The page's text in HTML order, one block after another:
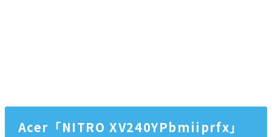
Acer「NITRO XV240YPbmiiprfx」